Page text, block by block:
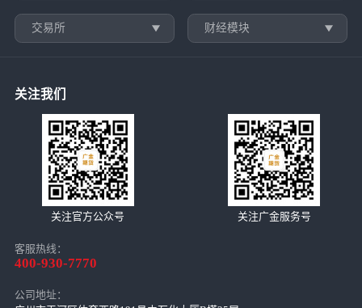
交易所 财经模块
关注我们
关注官方公众号 关注广金服务号
客服热线：
400-930-7770
公司地址：